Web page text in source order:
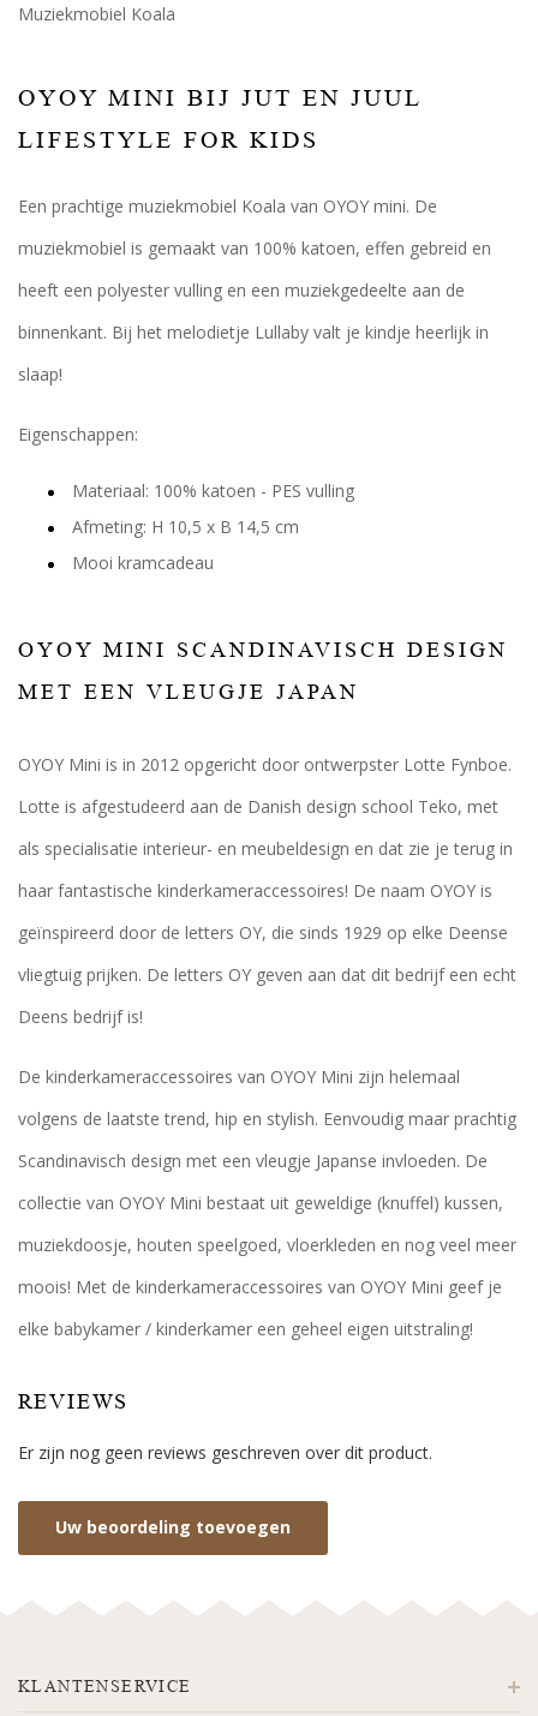
Muziekmobiel Koala
OYOY MINI BIJ JUT EN JUUL
LIFESTYLE FOR KIDS
Een prachtige muziekmobiel Koala van OYOY mini. De
muziekmobiel is gemaakt van 100% katoen, effen gebreid en
heeft een polyester vulling en een muziekgedeelte aan de
binnenkant. Bij het melodietje Lullaby valt je kindje heerlijk in
slaap!
Eigenschappen:
Materiaal: 100% katoen - PES vulling
Afmeting: H 10,5 x B 14,5 cm
Mooi kramcadeau
OYOY MINI SCANDINAVISCH DESIGN
MET EEN VLEUGJE JAPAN
OYOY Mini is in 2012 opgericht door ontwerpster Lotte Fynboe.
Lotte is afgestudeerd aan de Danish design school Teko, met
als specialisatie interieur- en meubeldesign en dat zie je terug in
haar fantastische kinderkameraccessoires! De naam OYOY is
geïnspireerd door de letters OY, die sinds 1929 op elke Deense
vliegtuig prijken. De letters OY geven aan dat dit bedrijf een echt
Deens bedrijf is!
De kinderkameraccessoires van OYOY Mini zijn helemaal
volgens de laatste trend, hip en stylish. Eenvoudig maar prachtig
Scandinavisch design met een vleugje Japanse invloeden. De
collectie van OYOY Mini bestaat uit geweldige (knuffel) kussen,
muziekdoosje, houten speelgoed, vloerkleden en nog veel meer
moois! Met de kinderkameraccessoires van OYOY Mini geef je
elke babykamer / kinderkamer een geheel eigen uitstraling!
REVIEWS
Er zijn nog geen reviews geschreven over dit product.
Uw beoordeling toevoegen
KLANTENSERVICE